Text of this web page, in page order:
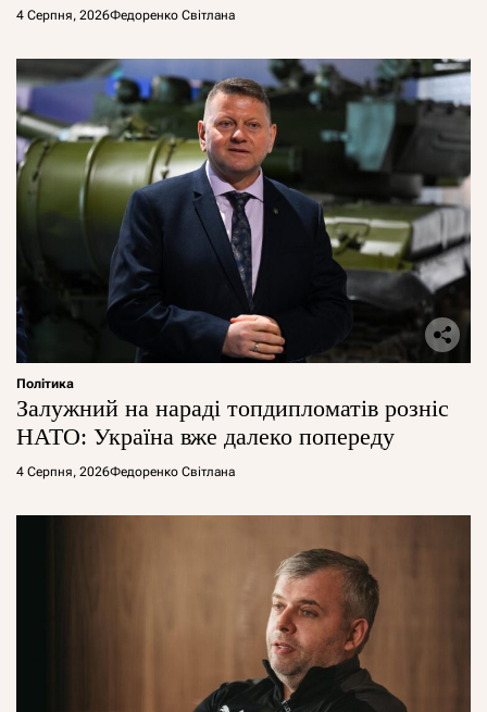
4 Серпня, 2026Федоренко Світлана
Політика
Залужний на нараді топдипломатів розніс
НАТО: Україна вже далеко попереду
4 Серпня, 2026Федоренко Світлана